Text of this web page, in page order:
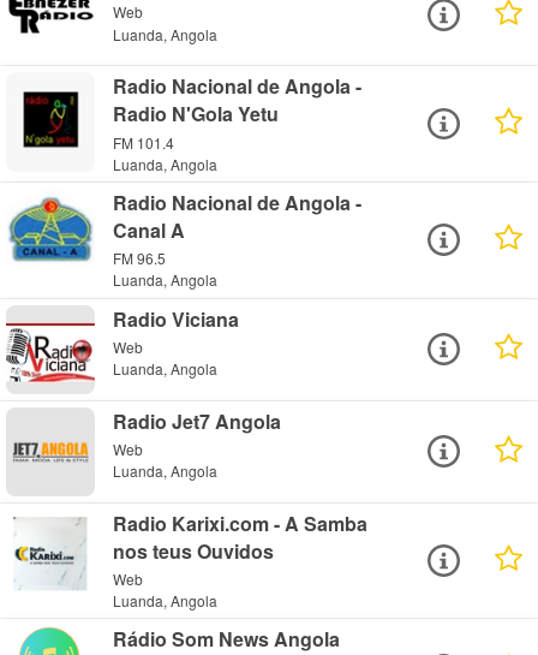
Web
Luanda, Angola
Radio Nacional de Angola -
Radio N'Gola Yetu
FM 101.4
Luanda, Angola
Radio Nacional de Angola -
Canal A
FM 96.5
Luanda, Angola
Radio Viciana
Web
Luanda, Angola
Radio Jet7 Angola
Web
Luanda, Angola
Radio Karixi.com - A Samba
nos teus Ouvidos
Web
Luanda, Angola
Rádio Som News Angola